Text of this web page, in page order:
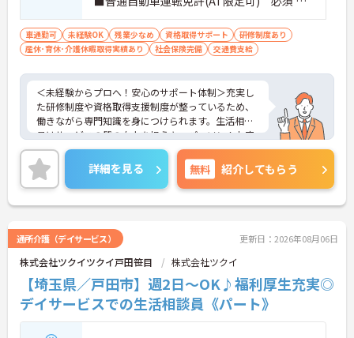
経験：不問
車通勤可 未経験OK 残業少なめ 資格取得サポート
研修制度あり
産休･育休･介護休暇取得実績あり
社会保険完備 交通費支給
＜未経験からプロへ！安心のサポート体制＞充実し
た研修制度や資格取得支援制度が整っているため、
働きながら専門知識を身につけられます。生活相談
員はサービスの質の向上を担うキーパーソン！お客
様やご家族との関わりを通じて、自分自身の人間性
も磨いていけるやりがいのあるお仕事です。
＜夜勤なしでプライベートも充実！柔軟な働き方＞
勤務曜日は相談可能♪ライフスタイルに合わせた働
き方が可能です。産休・育休制度も整っており、長
詳細を見る 無料 紹介してもらう
通所介護（デイサービス） 更新日：2026年08月06日
株式会社ツクイツクイ戸田笹目 株式会社ツクイ
【埼玉県／戸田市】週2日～OK♪福利厚生充実◎
デイサービスでの生活相談員《パート》